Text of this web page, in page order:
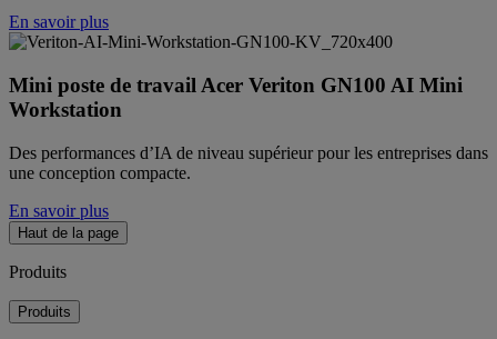
En savoir plus
Mini poste de travail Acer Veriton GN100 AI Mini
Workstation
Des performances d’IA de niveau supérieur pour les entreprises dans
une conception compacte.
En savoir plus
Haut de la page
Produits
Produits